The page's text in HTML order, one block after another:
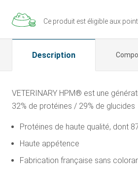
Ce produit est éligible aux
Description
VETERINARY HPM® est une
32% de protéines / 29% de glucides
Protéines de haute qualité, dont
Haute appétence
Fabrication française sans